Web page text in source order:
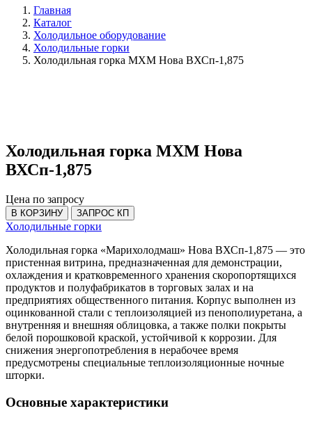
Главная
Каталог
Холодильное оборудование
Холодильные горки
Холодильная горка МХМ Нова ВХСп-1,875
Холодильная горка МХМ Нова
ВХСп-1,875
Цена по запросу
В КОРЗИНУ ЗАПРОС КП
Холодильные горки
Холодильная горка «Марихолодмаш» Нова ВХСп-1,875 — это
пристенная витрина, предназначенная для демонстрации,
охлаждения и кратковременного хранения скоропортящихся
продуктов и полуфабрикатов в торговых залах и на
предприятиях общественного питания. Корпус выполнен из
оцинкованной стали с теплоизоляцией из пенополиуретана, а
внутренняя и внешняя облицовка, а также полки покрыты
белой порошковой краской, устойчивой к коррозии. Для
снижения энергопотребления в нерабочее время
предусмотрены специальные теплоизоляционные ночные
шторки.
Основные характеристики